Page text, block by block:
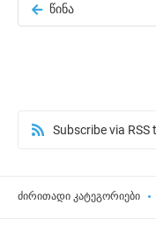
წინა
Subscribe via
ძირითადი კატეგორიები